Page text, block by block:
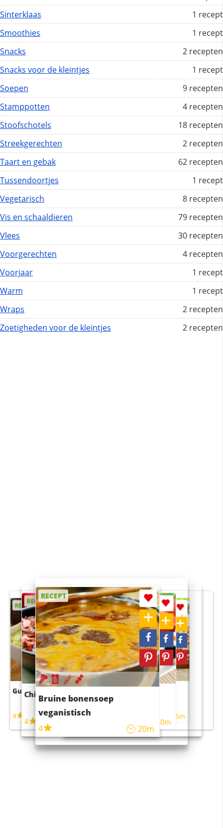
1 recept
Sinterklaas
1 recept
Smoothies
2 recepten
Snacks
1 recept
Snacks voor de kleintjes
9 recepten
Soepen
4 recepten
Stamppotten
18 recepten
Stoofschotels
2 recepten
Streekgerechten
62 recepten
Taart en gebak
1 recept
Tussendoortjes
8 recepten
Vegetarisch
79 recepten
Vis en schaaldieren
30 recepten
Vlees
4 recepten
Voorgerechten
1 recept
Voorjaar
1 recept
Warm
2 recepten
Wraps
2 recepten
Zoetigheden voor de kleintjes
RECEPT
Guacamole
4
RECEPT
Chili con carne
4 45m
RECEPT
Bruine bonensoep
veganistisch
4
20m
RECEPT
Sushi rijstsalade
maaltijdsalade
40m
RECEPT
4 55m